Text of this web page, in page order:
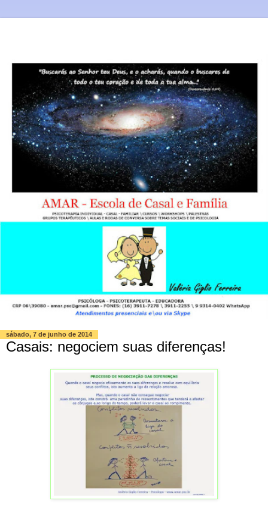
sábado, 7 de junho de 2014
Casais: negociem suas diferenças!